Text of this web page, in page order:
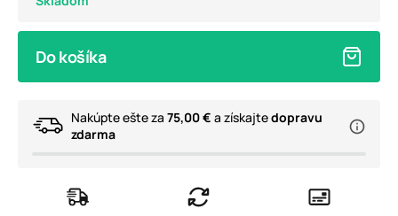
Do košíka
Nakúpte ešte za 75,00 € a získajtedopravu
zdarma